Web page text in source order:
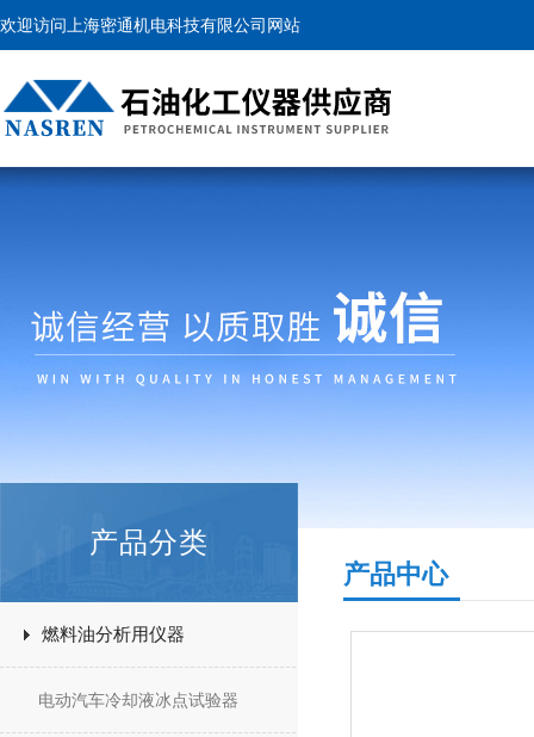
欢迎访问上海密通机电科技有限公司网站
产品分类
燃料油分析用仪器
电动汽车冷却液冰点试验器
产品中心